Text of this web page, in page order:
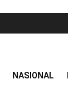
NASIONAL